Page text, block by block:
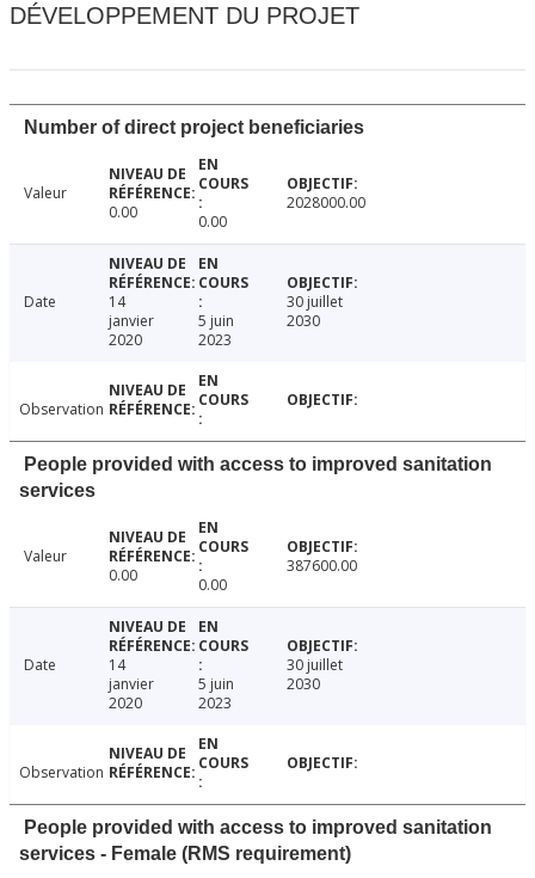
DÉVELOPPEMENT DU PROJET
Number of direct project beneficiaries
Valeur
0.00
0.00
2028000.00
Date
14
janvier
2020
5 juin
2023
30 juillet
2030
Observation
People provided with access to improved sanitation
services
Valeur
0.00
0.00
387600.00
Date
14
janvier
2020
5 juin
2023
30 juillet
2030
Observation
People provided with access to improved sanitation
services - Female (RMS requirement)